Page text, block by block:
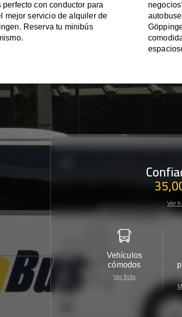
con conductor para
mejor servicio de alquiler de
Reserva tu minibús
Ver
Vehículos
cómodos
Ver flota